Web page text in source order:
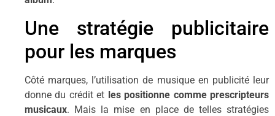
Une stratégie publicitaire
pour les marques
Côté marques, l’utilisation de musique en publicité leur
donne du crédit et les positionne comme prescripteurs
musicaux. Mais la mise en place de telles stratégies